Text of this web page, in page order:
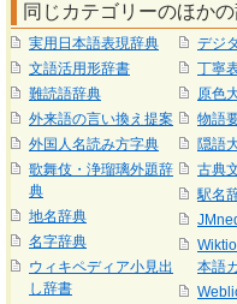
同じカテゴリーのほか
実用日本語表現辞典
文語活用形辞書
難読語辞典
外来語の言い換え提案
外国人名読み方字典
歌舞伎・浄瑠璃外題辞
典
地名辞典
名字辞典
ウィキペディア小見出
し辞書
デジ
丁寧
原色
物語
隠語
古典
駅名
本語